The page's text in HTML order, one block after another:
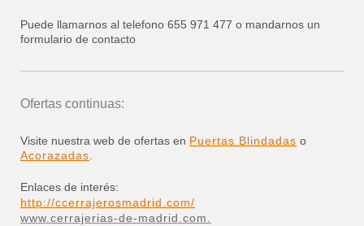
Puede llamarnos al telefono 655 971 477 o mandarnos un
formulario de contacto
Ofertas continuas:
Visite nuestra web de ofertas en Puertas Blindadas o
Acorazadas
Enlaces de interés:
http://ccerrajerosmadrid.com/
www.cerrajerias-de-madrid.com.